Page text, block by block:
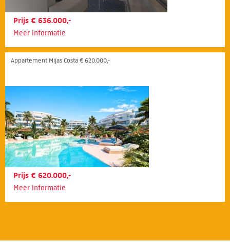
Prijs € 636.000,-
Meer informatie
Appartement Mijas Costa € 620.000,-
Prijs € 620.000,-
Meer informatie